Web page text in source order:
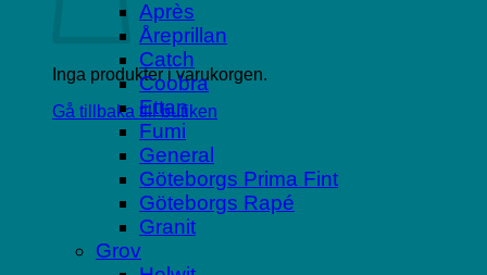
Inga produkter i varukorgen.
Gå tillbaka till butiken
Après
Åreprillan
Catch
Coobra
Ettan
Fumi
General
Göteborgs Prima Fint
Göteborgs Rapé
Granit
Grov